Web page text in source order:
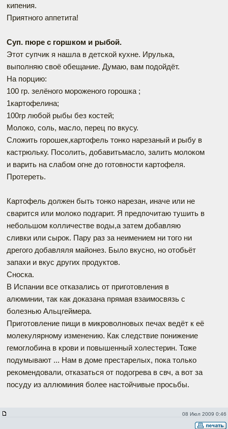
кипения.
Приятного аппетита!
Суп. пюре с горшком и рыбой.
Этот супчик я нашла в детской кухне. Ирулька,
выполняю своё обещание. Думаю, вам подойдёт.
На порцию:
100 гр. зелёного мороженого горошка ;
1картофелина;
100гр любой рыбы без костей;
Молоко, соль, масло, перец по вкусу.
Сложить горошек,картофель тонко нарезаный и рыбу в
кастрюльку. Посолить, добавитьмасло, залить молоком
и варить на слабом огне до готовности картофеля.
Протереть.
Картофель должен быть тонко нарезан, иначе или не
сварится или молоко подгарит. Я предпочитаю тушить в
небольшом колличестве воды,а затем добавляю
сливки или сырок. Пару раз за неимением ни того ни
дрегого добавляля майонез. Было вкусно, но отобьёт
запахи и вкус других продуктов.
Сноска.
В Испании все отказались от приготовления в
алюминии, так как доказана прямая взаимосвязь с
болезнью Альцгеймера.
Приготовление пищи в микроволновых печах ведёт к её
молекулярному изменению. Как следствие понижение
гемоглобина в крови и повышенный холестерин. Тоже
подумывают ... Нам в доме престарелых, пока только
рекомендовали, отказаться от подогрева в свч, а вот за
посуду из аллюминия более настойчивые просьбы.
08 Июл 2009 0:46